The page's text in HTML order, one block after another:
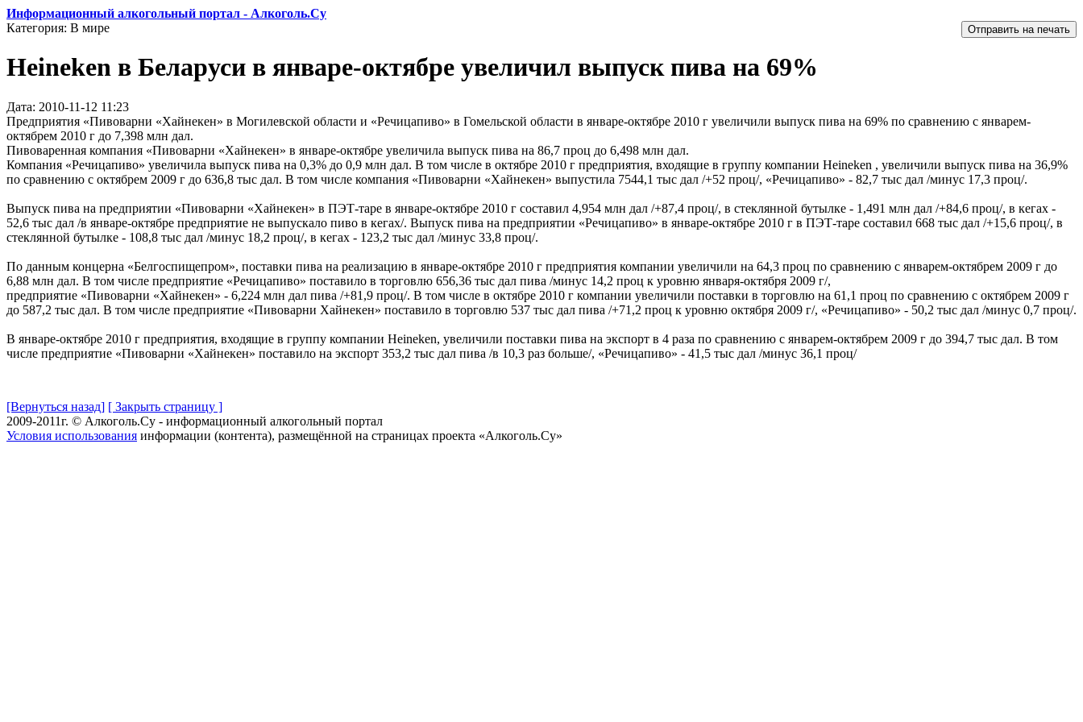
Информационный алкогольный портал - Алкоголь.Су
Категория: В мире
Heineken в Беларуси в январе-октябре увеличил выпуск пива на 69%
Дата: 2010-11-12 11:23
Предприятия «Пивоварни «Хайнекен» в Могилевской области и «Речицапиво» в Гомельской области в январе-октябре 2010 г увеличили выпуск пива на 69% по сравнению с январем-
октябрем 2010 г до 7,398 млн дал.
Пивоваренная компания «Пивоварни «Хайнекен» в январе-октябре увеличила выпуск пива на 86,7 проц до 6,498 млн дал.
Компания «Речицапиво» увеличила выпуск пива на 0,3% до 0,9 млн дал. В том числе в октябре 2010 г предприятия, входящие в группу компании Heineken , увеличили выпуск пива на 36,9%
по сравнению с октябрем 2009 г до 636,8 тыс дал. В том числе компания «Пивоварни «Хайнекен» выпустила 7544,1 тыс дал /+52 проц/, «Речицапиво» - 82,7 тыс дал /минус 17,3 проц/.
Выпуск пива на предприятии «Пивоварни «Хайнекен» в ПЭТ-таре в январе-октябре 2010 г составил 4,954 млн дал /+87,4 проц/, в стеклянной бутылке - 1,491 млн дал /+84,6 проц/, в кегах -
52,6 тыс дал /в январе-октябре предприятие не выпускало пиво в кегах/. Выпуск пива на предприятии «Речицапиво» в январе-октябре 2010 г в ПЭТ-таре составил 668 тыс дал /+15,6 проц/, в
стеклянной бутылке - 108,8 тыс дал /минус 18,2 проц/, в кегах - 123,2 тыс дал /минус 33,8 проц/.
По данным концерна «Белгоспищепром», поставки пива на реализацию в январе-октябре 2010 г предприятия компании увеличили на 64,3 проц по сравнению с январем-октябрем 2009 г до
6,88 млн дал. В том числе предприятие «Речицапиво» поставило в торговлю 656,36 тыс дал пива /минус 14,2 проц к уровню января-октября 2009 г/,
предприятие «Пивоварни «Хайнекен» - 6,224 млн дал пива /+81,9 проц/. В том числе в октябре 2010 г компании увеличили поставки в торговлю на 61,1 проц по сравнению с октябрем 2009 г
до 587,2 тыс дал. В том числе предприятие «Пивоварни Хайнекен» поставило в торговлю 537 тыс дал пива /+71,2 проц к уровню октября 2009 г/, «Речицапиво» - 50,2 тыс дал /минус 0,7 проц/.
В январе-октябре 2010 г предприятия, входящие в группу компании Heineken, увеличили поставки пива на экспорт в 4 раза по сравнению с январем-октябрем 2009 г до 394,7 тыс дал. В том
числе предприятие «Пивоварни «Хайнекен» поставило на экспорт 353,2 тыс дал пива /в 10,3 раз больше/, «Речицапиво» - 41,5 тыс дал /минус 36,1 проц/
[Вернуться назад] [ Закрыть страницу ]
2009-2011г. © Алкоголь.Су - информационный алкогольный портал
Условия использования информации (контента), размещённой на страницах проекта «Алкоголь.Су»